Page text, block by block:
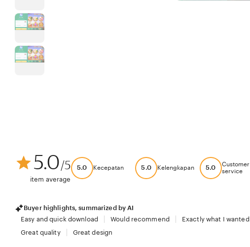
5.0/5
item average
5.0 Kecepatan 5.0 Kelengkapan 5.0
Customer
service
Buyer highlights, summarized by AI
Easy and quick download
Would recommend Exactly what I wanted
Great quality
Great design